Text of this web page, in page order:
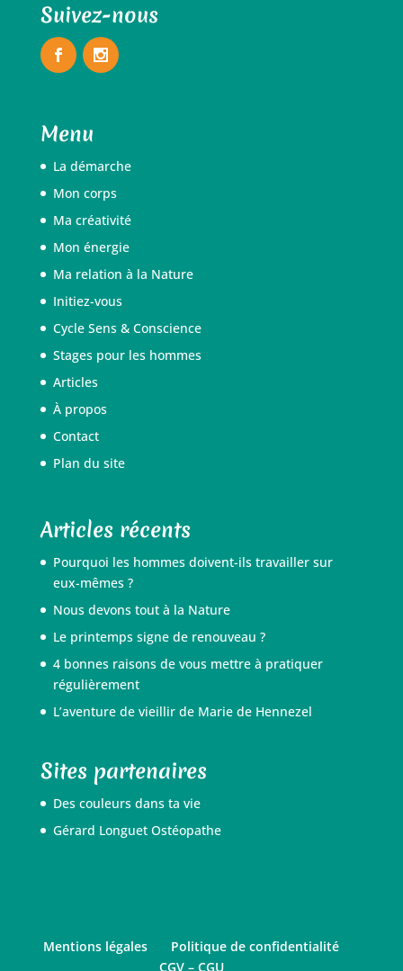
Suivez-nous
Menu
La démarche
Mon corps
Ma créativité
Mon énergie
Ma relation à la Nature
Initiez-vous
Cycle Sens & Conscience
Stages pour les hommes
Articles
À propos
Contact
Plan du site
Articles récents
Pourquoi les hommes doivent-ils travailler sur
eux-mêmes ?
Nous devons tout à la Nature
Le printemps signe de renouveau ?
4 bonnes raisons de vous mettre à pratiquer
régulièrement
L’aventure de vieillir de Marie de Hennezel
Sites partenaires
Des couleurs dans ta vie
Gérard Longuet Ostéopathe
Mentions légales
Politique de confidentialité
CGV – CGU